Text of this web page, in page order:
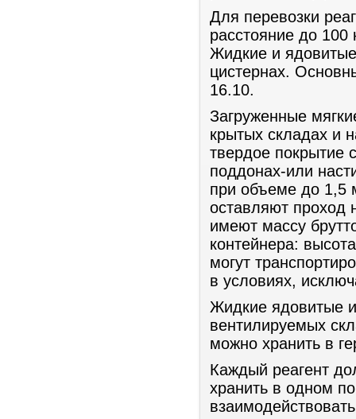
Для перевозки
расстояние до
Жидкие и ядовитые
цистернах.
16.10.
Загруженные
крытых складах и
твердое покрытие
поддонах-или
при объеме до 1,5
оставляют проход
имеют массу
контейнера:
могут
в условиях,
Жидкие ядовитые
вентилируемых
можно хранить в
Каждый реагент
хранить в одном